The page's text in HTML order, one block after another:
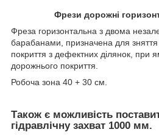
Фрези дорожні
Фреза горизонтальна з двома
барабанами, призначена для
покриття з дефектних ділянок, при
дорожнього покриття.
Робоча зона 40 + 30 см.
Також є можливість
гідравлічну захват 1000 мм.